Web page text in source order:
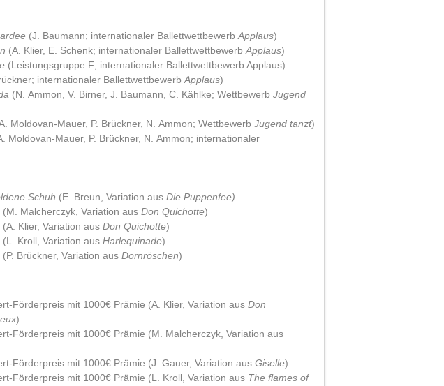
(J. Baumann; internationaler Ballettwettbewerb Applaus)
(A. Klier, E. Schenk; internationaler Ballettwettbewerb Applaus)
(Leistungsgruppe F; internationaler Ballettwettbewerb Applaus)
internationaler Ballettwettbewerb Applaus)
(N. Ammon, V. Birner, J. Baumann, C. Kählke; Wettbewerb Jugend
Moldovan-Mauer, P. Brückner, N. Ammon; Wettbewerb Jugend tanzt)
Moldovan-Mauer, P. Brückner, N. Ammon; internationaler
Schuh (E. Breun, Variation aus Die Puppenfee)
(M. Malcherczyk, Variation aus Don Quichotte)
(A. Klier, Variation aus Don Quichotte)
(L. Kroll, Variation aus Harlequinade)
(P. Brückner, Variation aus Dornröschen)
Förderpreis mit 1000€ Prämie (A. Klier, Variation aus Don
)
Förderpreis mit 1000€ Prämie (M. Malcherczyk, Variation aus
Förderpreis mit 1000€ Prämie (J. Gauer, Variation aus Giselle)
Förderpreis mit 1000€ Prämie (L. Kroll, Variation aus The flames of